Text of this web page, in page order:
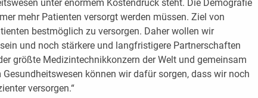
unter enormem Kostendruck steht. Die Demografie
mehr Patienten versorgt werden müssen. Ziel von
bestmöglich zu versorgen. Daher wollen wir
und noch stärkere und langfristigere Partnerschaften
größte Medizintechnikkonzern der Welt und gemeinsam
können wir dafür sorgen, dass wir noch
versorgen.“